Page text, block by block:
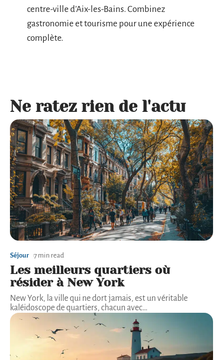
centre-ville d’Aix-les-Bains. Combinez
gastronomie et tourisme pour une expérience
complète.
Ne ratez rien de l'actu
Séjour 7 min read
Les meilleurs quartiers où
résider à New York
New York, la ville qui ne dort jamais, est un véritable
kaléidoscope de quartiers, chacun avec…